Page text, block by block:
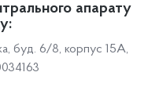
апарату
буд. 6/8, корпус 15А,